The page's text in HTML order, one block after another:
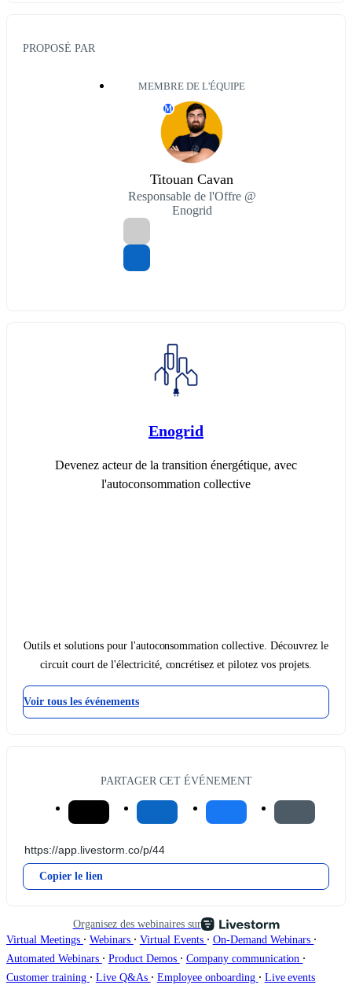
PROPOSÉ PAR
MEMBRE DE L'ÉQUIPE
M
Titouan Cavan
Responsable de l'Offre @
Enogrid
Enogrid
Devenez acteur de la transition énergétique, avec
l'autoconsommation collective
Outils et solutions pour l'autoconsommation collective. Découvrez le
circuit court de l'électricité, concrétisez et pilotez vos projets.
Voir tous les événements
PARTAGER CET ÉVÉNEMENT
Copier le lien
Organisez des webinaires sur
Virtual Meetings ∙ Webinars ∙ Virtual Events ∙ On-Demand Webinars ∙
Automated Webinars ∙ Product Demos ∙ Company communication ∙
Customer training ∙ Live Q&As ∙ Employee onboarding ∙ Live events